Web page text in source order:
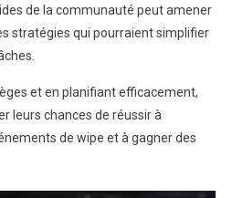
de la communauté peut amener
stratégies qui pourraient simplifier
et en planifiant efficacement,
leurs chances de réussir à
de wipe et à gagner des